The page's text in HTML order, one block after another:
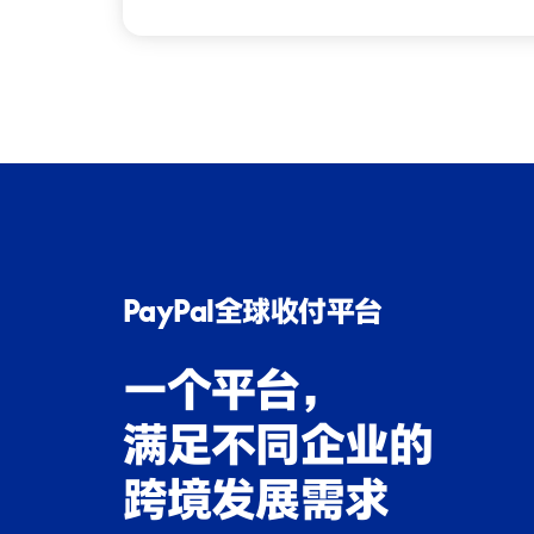
PayPal全球收付平台
一个平台，
满足不同企业的
跨境发展需求